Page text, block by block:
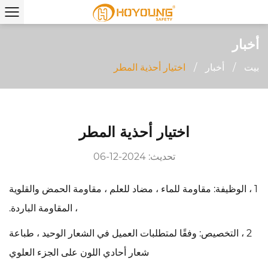
أخبار
بيت / أخبار / اختيار أحذية المطر
اختيار أحذية المطر
تحديث: 2024-12-06
1 ، الوظيفة: مقاومة للماء ، مضاد للعلم ، مقاومة الحمض والقلوية
، المقاومة الباردة.
2 ، التخصيص: وفقًا لمتطلبات العميل في الشعار الوحيد ، طباعة
شعار أحادي اللون على الجزء العلوي